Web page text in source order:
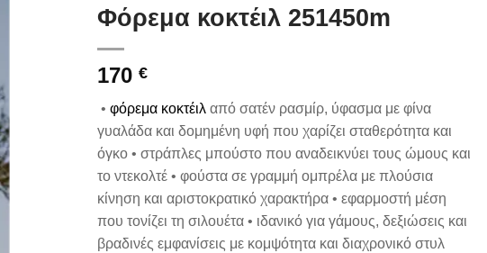
Φόρεμα κοκτέιλ 251450m
170 €
• φόρεμα κοκτέιλ από σατέν ρασμίρ, ύφασμα με φίνα
γυαλάδα και δομημένη υφή που χαρίζει σταθερότητα και
όγκο • στράπλες μπούστο που αναδεικνύει τους ώμους και
το ντεκολτέ • φούστα σε γραμμή ομπρέλα με πλούσια
κίνηση και αριστοκρατικό χαρακτήρα • εφαρμοστή μέση
που τονίζει τη σιλουέτα • ιδανικό για γάμους, δεξιώσεις και
βραδινές εμφανίσεις με κομψότητα και διαχρονικό στυλ